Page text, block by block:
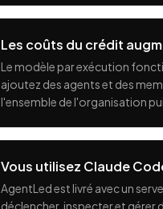
Les coûts du crédit
Le modèle par exécution
ajoutez des agents et des
l'ensemble de l'organisation
Vous utilisez Claude
AgentLed est livré avec un
déclencher, inspecter et gérer